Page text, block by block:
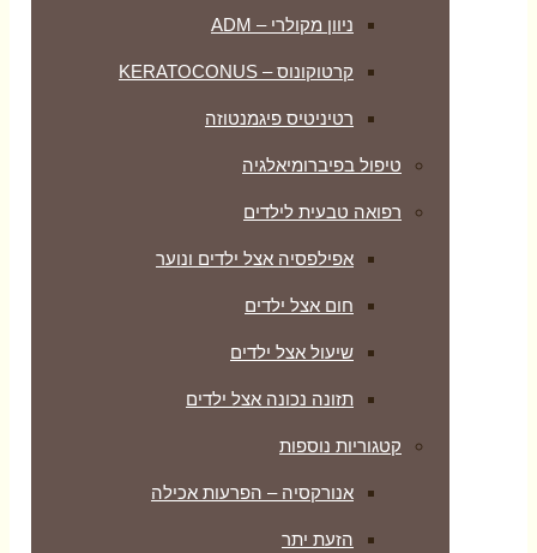
ניוון מקולרי – ADM
קרטוקונוס – KERATOCONUS
רטיניטיס פיגמנטוזה
טיפול בפיברומיאלגיה
רפואה טבעית לילדים
אפילפסיה אצל ילדים ונוער
חום אצל ילדים
שיעול אצל ילדים
תזונה נכונה אצל ילדים
קטגוריות נוספות
אנורקסיה – הפרעות אכילה
הזעת יתר